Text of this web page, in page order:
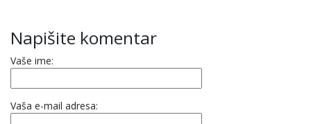
Napišite komentar
Vaše ime:
Vaša e-mail adresa: